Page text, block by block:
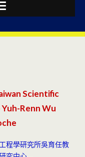
Scientific
Renn Wu
程學研究所吳育任教